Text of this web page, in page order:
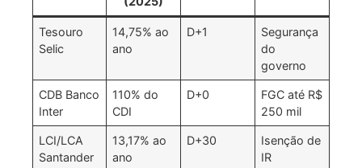
Tesouro
Selic
14,75% ao
ano
D+1
Segurança
do
governo
CDB Banco
Inter
110% do
CDI
D+0
FGC até R$
250 mil
LCI/LCA
Santander
13,17% ao
ano
D+30
Isenção de
IR